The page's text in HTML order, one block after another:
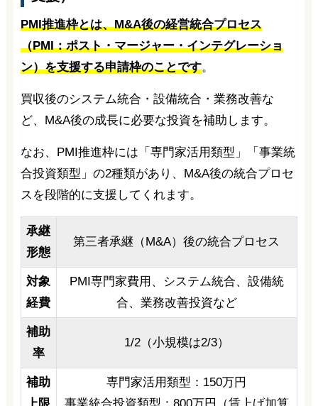
PMI推進枠とは、M&A後の経営統合プロセス
（PMI：ポスト・マージャー・インテグレーショ
ン）を支援する申請枠のことです。
買収後のシステム統合・設備統合・業務改善な
ど、M&A後の成長に必要な投資を補助します。
なお、PMI推進枠には「専門家活用類型」「事業統
合投資類型」の2種類があり、M&A後の統合プロセ
スを段階的に支援してくれます。
承継
形態
第三者承継（M&A）後の統合プロセス
対象
経費
PMI専門家費用、システム統合、設備統
合、業務改善投資など
補助
率
1/2（小規模は2/3）
補助
専門家活用類型：150万円